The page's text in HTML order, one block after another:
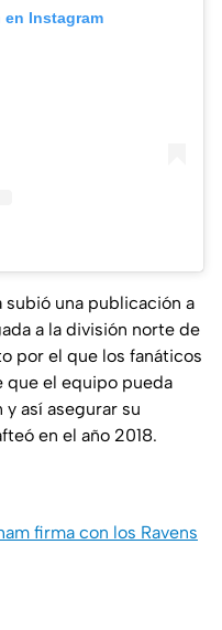
en Instagram
subió una publicación a
a la división norte de
por el que los fanáticos
que el equipo pueda
así asegurar su
en el año 2018.
firma con los Ravens